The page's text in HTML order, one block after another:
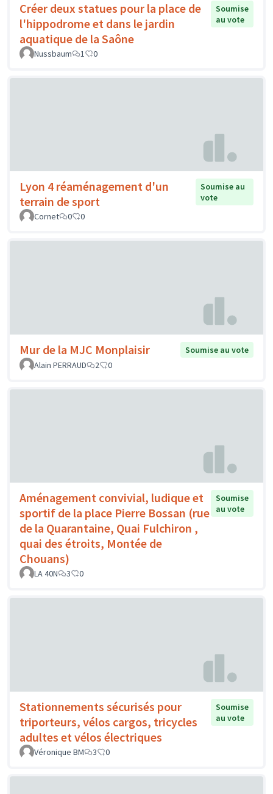
Créer deux statues pour la place de
l'hippodrome et dans le jardin
aquatique de la Saône
Soumise
au vote
Nussbaum 1 0
Lyon 4 réaménagement d'un
terrain de sport
Soumise au
vote
Cornet
0 0
Mur de la MJC Monplaisir
Soumise au vote
Alain PERRAUD
2 0
Aménagement convivial, ludique et
sportif de la place Pierre Bossan (rue
de la Quarantaine, Quai Fulchiron ,
quai des étroits, Montée de
Chouans)
Soumise
au vote
LA 40N 3 0
Stationnements sécurisés pour
triporteurs, vélos cargos, tricycles
adultes et vélos électriques
Soumise
au vote
Véronique BM 3 0